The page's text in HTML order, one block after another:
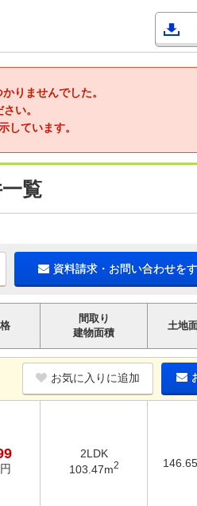
りませんでした。
い。
しています。
覧
資料請求・お問い合わせを
間取り
建物面積
土地
お気に入りに追加
2LDK
103.47m2